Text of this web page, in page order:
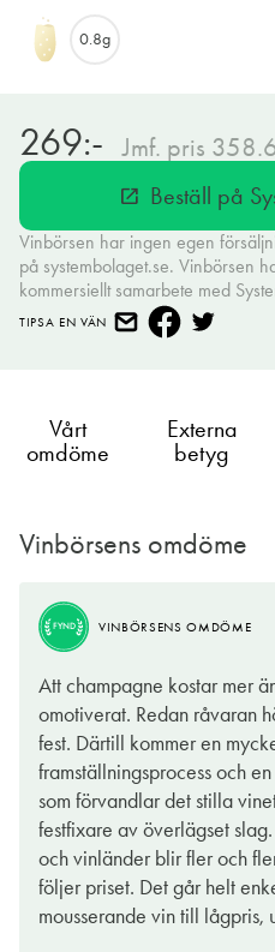
0.8g
269:- Jmf. pris
open_in_new Beställ på
Vinbörsen har ingen egen
på systembolaget.se. Vinbörsen
kommersiellt samarbete med
TIPSA EN VÄN
Vårt
omdöme
Externa
betyg
Vinbörsens omdöme
FYND VINBÖRSENS OMDÖME
Att champagne kostar mer
omotiverat. Redan råvaran
fest. Därtill kommer en
framställningsprocess och
som förvandlar det stilla
festfixare av överlägset
och vinländer blir fler och
följer priset. Det går helt
mousserande vin till lågpris,